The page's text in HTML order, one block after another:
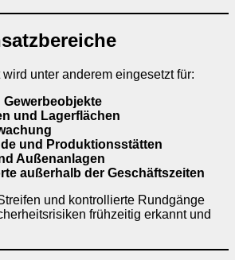
unter anderem eingesetzt für:
Gewerbeobjekte
und Lagerflächen
und Produktionsstätten
Außenanlagen
außerhalb der Geschäftszeiten
und kontrollierte Rundgänge
frühzeitig erkannt und